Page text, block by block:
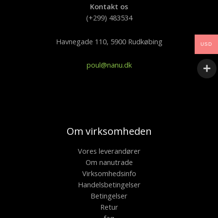
Kontakt os
(+299) 483534
Havnegade 110, 5900 Rudkøbing
poul@nanu.dk
Om virksomheden
Vores leverandører
Om nanutrade
Virksomhedsinfo
Handelsbetingelser
Betingelser
Retur
USD